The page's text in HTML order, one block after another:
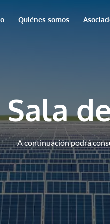
Quiénes somos
Sala
A continuación podrá